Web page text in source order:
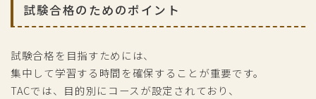
試験合格のためのポイント
試験合格を目指すためには、
集中して学習する時間を確保することが重要です。
TACでは、目的別にコースが設定されており、